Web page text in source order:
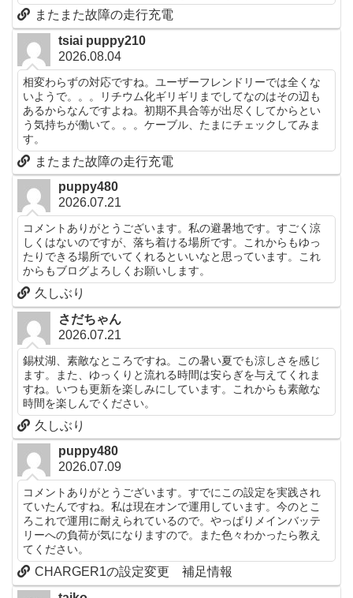
またまた故障の走行充電
tsiai puppy210
2026.08.04
相変わらずの対応ですね。ユーザーフレンドリーでは全くな
いようで。。。リチウム化ギリギリまでしてなのはその辺も
あるからなんですよね。初期不具合等が出尽くしてからとい
う気持ちが働いて。。。ケーブル、たまにチェックしてみま
す。
またまた故障の走行充電
puppy480
2026.07.21
コメントありがとうございます。私の避暑地です。すごく涼
しくはないのですが、落ち着ける場所です。これからもゆっ
たりできる場所でいてくれるといいなと思っています。これ
からもブログよろしくお願いします。
久しぶり
さだちゃん
2026.07.21
錫杖湖、素敵なところですね。この暑い夏でも涼しさを感じ
ます。また、ゆっくりと流れる時間は安らぎを与えてくれま
すね。いつも更新を楽しみにしています。これからも素敵な
時間を楽しんでください。
久しぶり
puppy480
2026.07.09
コメントありがとうございます。すでにこの設定を実践され
ていたんですね。私は現在オンで運用しています。今のとこ
ろこれで運用に耐えられているので。やっぱりメインバッテ
リーへの負荷が気になりますので。また色々わかったら教え
てください。
CHARGER1の設定変更 補足情報